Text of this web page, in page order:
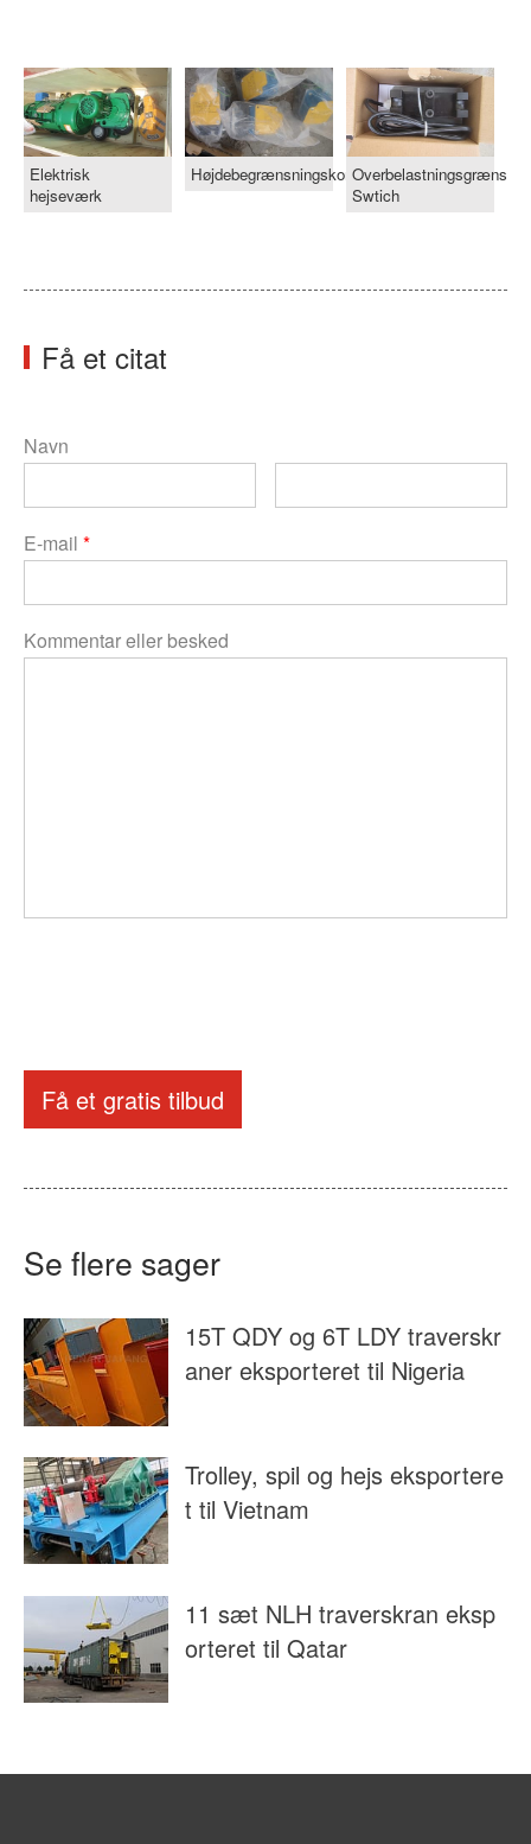
Elektrisk
hejseværk
HøjdebegrænsningskontaktOverbelastningsgrænse
Swtich
Få et citat
Navn
E-mail *
Kommentar eller besked
Få et gratis tilbud
Se flere sager
15T QDY og 6T LDY traverskr
aner eksporteret til Nigeria
Trolley, spil og hejs eksportere
t til Vietnam
11 sæt NLH traverskran eksp
orteret til Qatar